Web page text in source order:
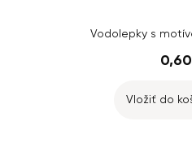
Vodolepky s
Vložiť do